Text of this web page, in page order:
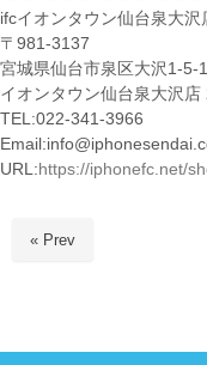
ifcイオンタウン仙台泉大沢
〒981-3137
宮城県仙台市泉区大沢1-5-1
イオンタウン仙台泉大沢店
TEL:022-341-3966
URL: https://iphonefc.net/
« Prev